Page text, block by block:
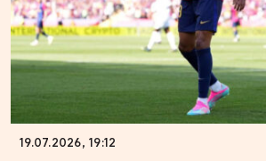
19.07.2026, 19:12